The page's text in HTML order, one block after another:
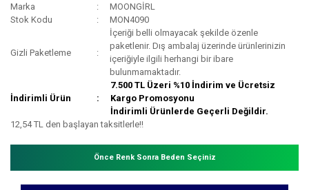
Marka
MOONGİRL
Stok Kodu
MON4090
Gizli Paketleme
İçeriği belli olmayacak şekilde özenle
paketlenir. Dış ambalaj üzerinde ürünlerinizin
içeriğiyle ilgili herhangi bir ibare
bulunmamaktadır.
İndirimli Ürün
7.500 TL Üzeri %10 İndirim ve Ücretsiz
Kargo Promosyonu
İndirimli Ürünlerde Geçerli Değildir.
12,54 TL den başlayan taksitlerle!!
Önce Renk Sonra Beden Seçiniz